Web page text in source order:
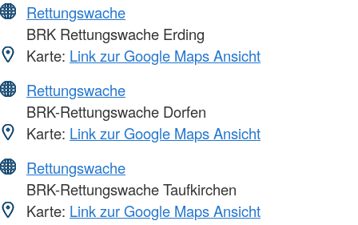
Rettungswache
BRK Rettungswache Erding
Karte: Link zur Google Maps Ansicht
Rettungswache
BRK-Rettungswache Dorfen
Karte: Link zur Google Maps Ansicht
Rettungswache
BRK-Rettungswache Taufkirchen
Karte: Link zur Google Maps Ansicht